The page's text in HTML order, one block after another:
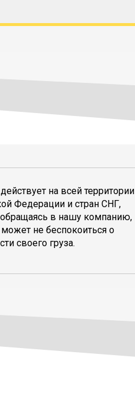
на всей территории
Федерации и стран СНГ,
обращаясь в нашу компанию,
может не беспокоиться о
своего груза.